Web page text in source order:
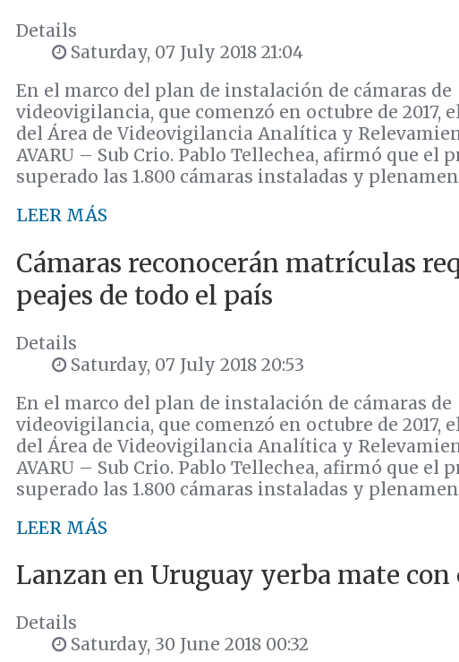
Details
Saturday, 07 July 2018 21:04
En el marco del plan de instalación de cámaras de
videovigilancia, que comenzó en octubre de 2017,
del Área de Videovigilancia Analítica y
AVARU – Sub Crio. Pablo Tellechea, afirmó que el
superado las 1.800 cámaras instaladas y
LEER MÁS
Cámaras reconocerán matrículas
peajes de todo el país
Details
Saturday, 07 July 2018 20:53
En el marco del plan de instalación de cámaras de
videovigilancia, que comenzó en octubre de 2017,
del Área de Videovigilancia Analítica y
AVARU – Sub Crio. Pablo Tellechea, afirmó que el
superado las 1.800 cámaras instaladas y
LEER MÁS
Lanzan en Uruguay yerba mate con
Details
Saturday, 30 June 2018 00:32